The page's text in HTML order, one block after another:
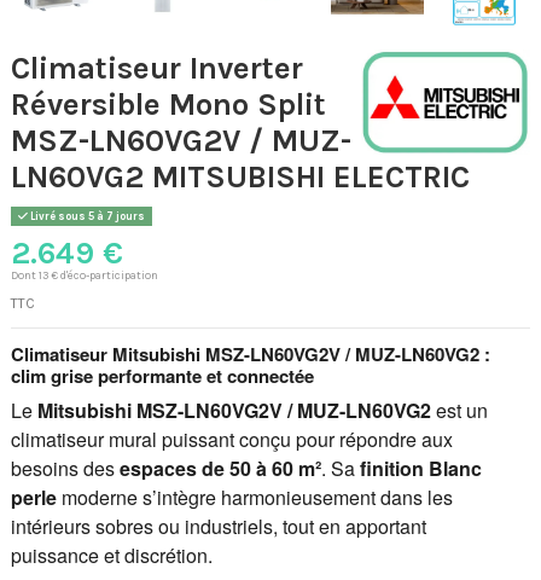
Climatiseur Inverter
Réversible Mono Split
MSZ-LN60VG2V / MUZ-
LN60VG2 MITSUBISHI ELECTRIC
Livré sous 5 à 7 jours
2.649 €
Dont 13 € d'éco-participation
TTC
Climatiseur Mitsubishi MSZ-LN60VG2V / MUZ-LN60VG2 :
clim grise performante et connectée
Le Mitsubishi MSZ-LN60VG2V / MUZ-LN60VG2est un
climatiseur mural puissant conçu pour répondre aux
besoins desespaces de 50 à 60 m². Safinition Blanc
perle moderne s’intègre harmonieusement dans les
intérieurs sobres ou industriels, tout en apportant
puissance et discrétion.